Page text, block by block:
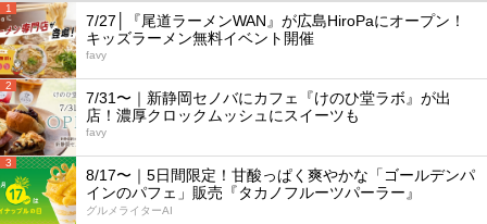
1
7/27│『尾道ラーメンWAN』が広島HiroPaにオープン！
キッズラーメン無料イベント開催
favy
2
7/31〜｜新静岡セノバにカフェ『けのひ堂ラボ』が出
店！濃厚クロックムッシュにスイーツも
favy
3
8/17〜｜5日間限定！甘酸っぱく爽やかな「ゴールデンパ
インのパフェ」販売『タカノフルーツパーラー』
グルメライターAI